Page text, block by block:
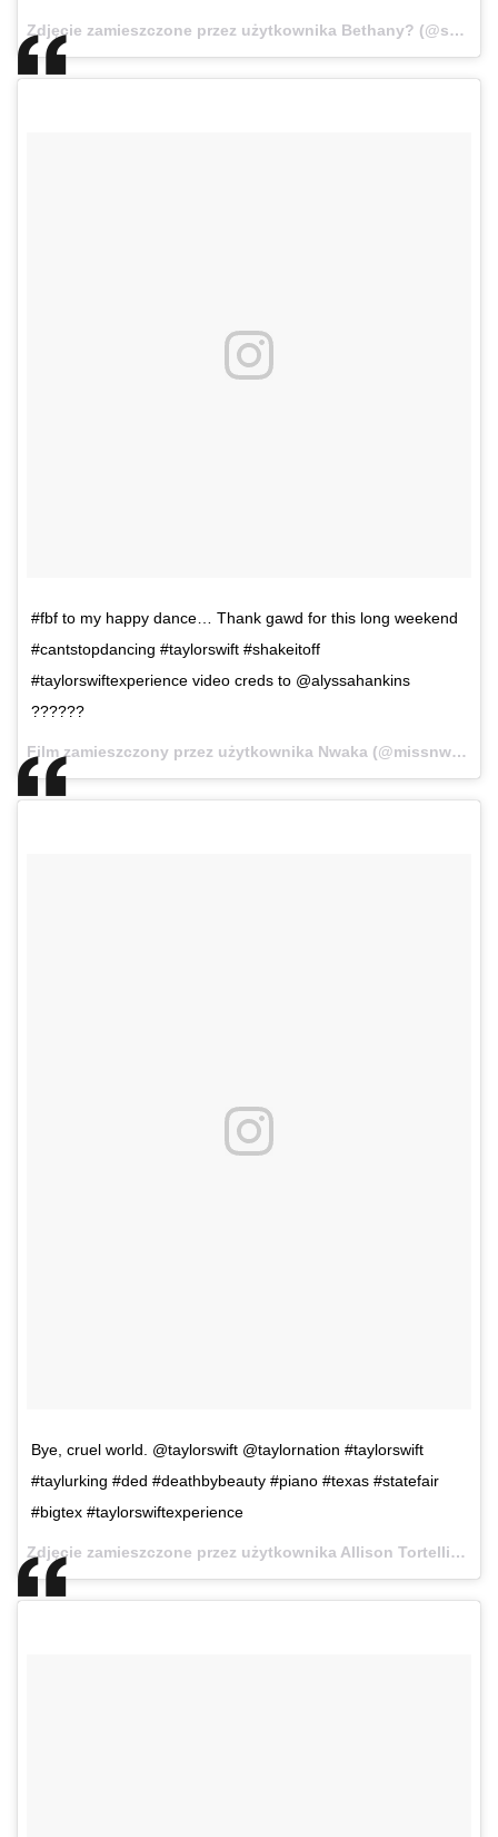
Zdjęcie zamieszczone przez użytkownika Bethany? (@swiftkitten13)
#fbf to my happy dance… Thank gawd for this long weekend
#cantstopdancing #taylorswift #shakeitoff
#taylorswiftexperience video creds to @alyssahankins
??????
Film zamieszczony przez użytkownika Nwaka (@missnwaka)
Bye, cruel world. @taylorswift @taylornation #taylorswift
#taylurking #ded #deathbybeauty #piano #texas #statefair
#bigtex #taylorswiftexperience
Zdjęcie zamieszczone przez użytkownika Allison Tortellini (@alliebee09)